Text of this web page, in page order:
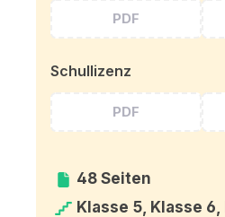
PDF
Schullizenz
PDF
48 Seiten
Klasse 5, Klasse